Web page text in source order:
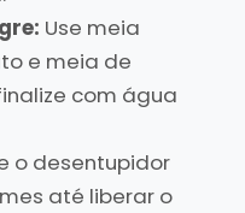
Use meia
e meia de
com água
o desentupidor
até liberar o